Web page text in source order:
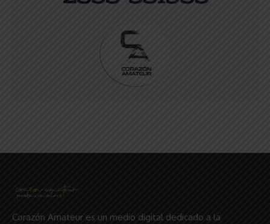
Corazón Amateur es un medio digital dedicado a la